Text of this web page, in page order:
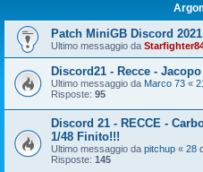
Patch MiniGB Discord
Ultimo messaggio da
Discord21 - Recce -
Ultimo messaggio da Marco 73 «
Risposte: 95
Discord 21 - RECCE -
1/48 Finito!!!
Ultimo messaggio da pitchup « 28
Risposte: 145